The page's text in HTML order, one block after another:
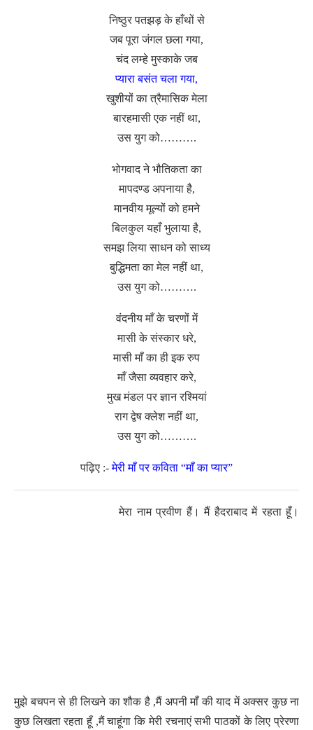
निष्ठुर पतझड़ के हाँथों से
जब पूरा जंगल छला गया,
चंद लम्हे मुस्काके जब
प्यारा बसंत चला गया,
खुशीयों का त्रैमासिक मेला
बारहमासी एक नहीं था,
उस युग को……….
भोगवाद ने भौतिकता का
मापदण्ड अपनाया है,
मानवीय मूल्यों को हमने
बिलकुल यहाँ भुलाया है,
समझ लिया साधन को साध्य
बुद्धिमता का मेल नहीं था,
उस युग को……….
वंदनीय माँ के चरणों में
मासी के संस्कार धरे,
मासी माँ का ही इक रुप
माँ जैसा व्यवहार करे,
मुख मंडल पर ज्ञान रश्मियां
राग द्वेष क्लेश नहीं था,
उस युग को……….
पढ़िए :-मेरी माँ पर कविता “माँ का प्यार”
मेरा नाम प्रवीण हैं। मैं हैदराबाद में रहता हूँ।
मुझे बचपन से ही लिखने का शौक है ,मैं अपनी माँ की याद में अक्सर कुछ ना
कुछ लिखता रहता हूँ ,मैं चाहूंगा कि मेरी रचनाएं सभी पाठकों के लिए प्रेरणा